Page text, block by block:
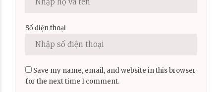
Số điện thoại
Save my name, email, and website in this browser
for the next time I comment.